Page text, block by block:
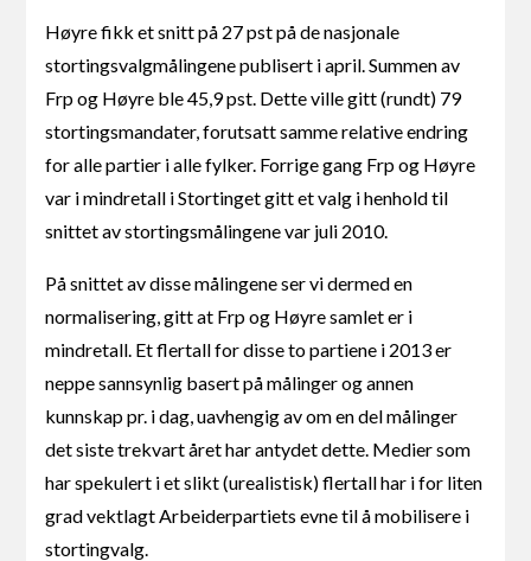
Høyre fikk et snitt på 27 pst på de nasjonale
stortingsvalgmålingene publisert i april. Summen av
Frp og Høyre ble 45,9 pst. Dette ville gitt (rundt) 79
stortingsmandater, forutsatt samme relative endring
for alle partier i alle fylker. Forrige gang Frp og Høyre
var i mindretall i Stortinget gitt et valg i henhold til
snittet av stortingsmålingene var juli 2010.
På snittet av disse målingene ser vi dermed en
normalisering, gitt at Frp og Høyre samlet er i
mindretall. Et flertall for disse to partiene i 2013 er
neppe sannsynlig basert på målinger og annen
kunnskap pr. i dag, uavhengig av om en del målinger
det siste trekvart året har antydet dette. Medier som
har spekulert i et slikt (urealistisk) flertall har i for liten
grad vektlagt Arbeiderpartiets evne til å mobilisere i
stortingvalg.